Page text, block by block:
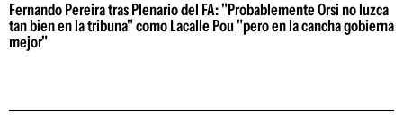
Fernando Pereira tras Plenario del FA: "Probablemente Orsi no luzca
tan bien en la tribuna" como Lacalle Pou "pero en la cancha gobierna
mejor"